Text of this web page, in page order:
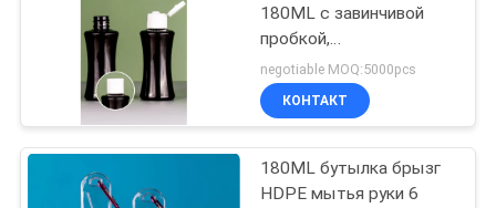
ПУТЕШЕСТВИЕ
ФАБРИКИ
180ML с завинчивой
пробкой,
косметическими
упаковывая бутылками
6oz
negotiable MOQ:5000pcs
КОНТАКТ
180ML бутылка брызг
HDPE мытья руки 6